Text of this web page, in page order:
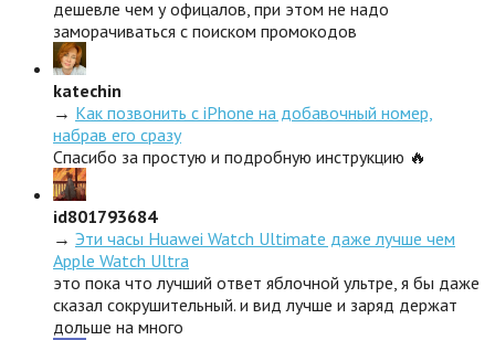
дешевле чем у офицалов, при этом не надо
заморачиваться с поиском промокодов
katechin
→ Как позвонить с iPhone на добавочный номер,
набрав его сразу
Спасибо за простую и подробную инструкцию 🔥
id801793684
→ Эти часы Huawei Watch Ultimate даже лучше чем
Apple Watch Ultra
это пока что лучший ответ яблочной ультре, я бы даже
сказал сокрушительный. и вид лучше и заряд держат
дольше на много